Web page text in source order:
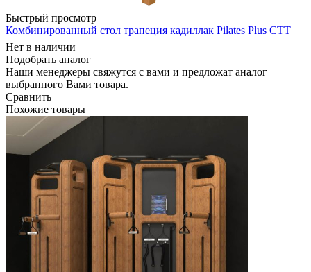
Быстрый просмотр
Комбинированный стол трапеция кадиллак Pilates Plus CТT
Нет в наличии
Подобрать аналог
Наши менеджеры свяжутся с вами и предложат аналог
выбранного Вами товара.
Сравнить
Похожие товары